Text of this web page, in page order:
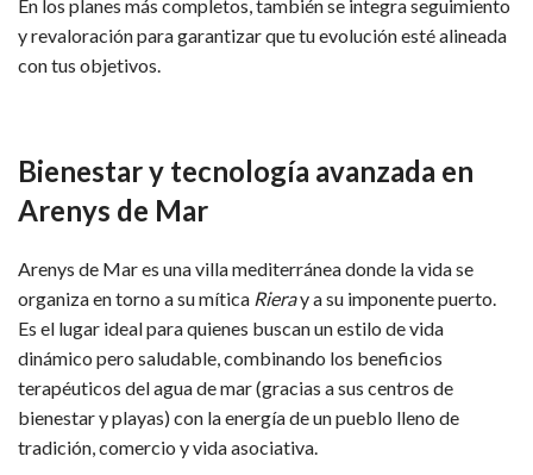
En los planes más completos, también se integra seguimiento
y revaloración para garantizar que tu evolución esté alineada
con tus objetivos.
Bienestar y tecnología avanzada en
Arenys de Mar
Arenys de Mar es una villa mediterránea donde la vida se
organiza en torno a su mítica Rieray a su imponente puerto.
Es el lugar ideal para quienes buscan un estilo de vida
dinámico pero saludable, combinando los beneficios
terapéuticos del agua de mar (gracias a sus centros de
bienestar y playas) con la energía de un pueblo lleno de
tradición, comercio y vida asociativa.